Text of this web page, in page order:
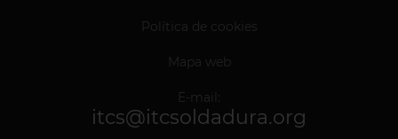
Política de cookies
Mapa web
E-mail:
itcs@itcsoldadura.org